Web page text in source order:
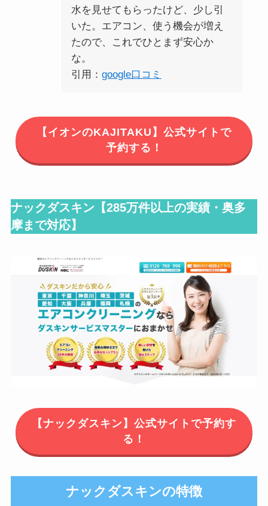
水を見せてもらったけど、少し引
いた。エアコン、使う機会が増え
たので、これでひとまず安心か
な。
引用： google口コミ
【イオンのKAJITAKU】公式サイトで
予約する！
ナックダスキン【285万件以上の実績・奥多
摩まで対応】
【ナックダスキン】公式サイトで予約す
る！
ナックダスキンの特徴